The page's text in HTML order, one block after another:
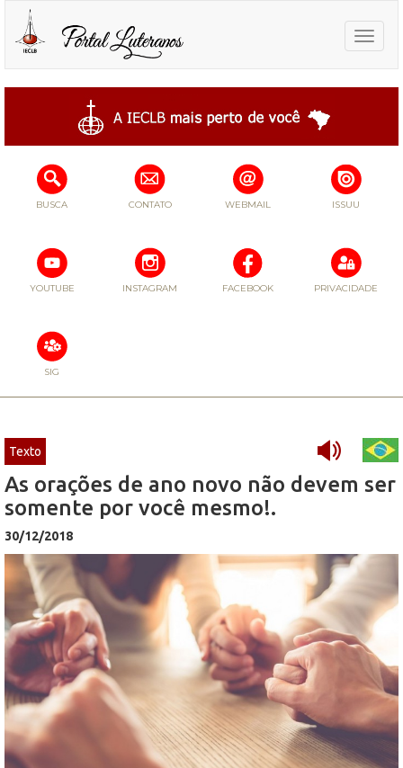
Toggle
BUSCA CONTATO WEBMAIL ISSUU
YOUTUBE INSTAGRAM FACEBOOK PRIVACIDADE
SIG
Texto
As orações de ano novo não devem ser
somente por você mesmo!.
30/12/2018